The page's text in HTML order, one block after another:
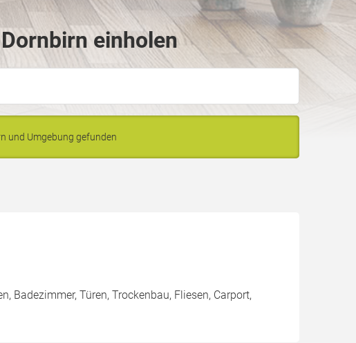
einholen
und Umgebung gefunden
Badezimmer, Türen, Trockenbau, Fliesen, Carport,